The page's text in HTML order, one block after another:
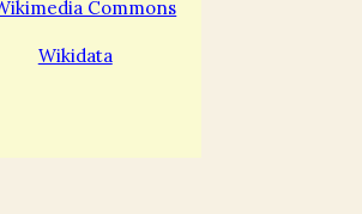
Wikidata